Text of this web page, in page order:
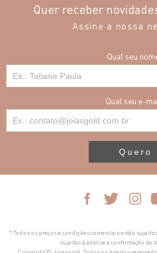
Quer receber
Assine a nossa
Qual seu
Qual seu e-
Quero
* Todos os preços e condições comerciais estão
sujeitas à análise e confirmação de